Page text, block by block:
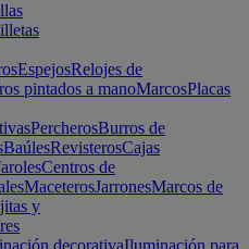
EspejosRelojes de
pintados a manoMarcosPlacas
PercherosBurros de
BaúlesRevisterosCajas
Centros de
MaceterosJarronesMarcos de
y
decorativaIluminación para